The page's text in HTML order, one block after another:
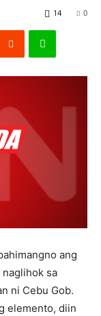
0
14
ang
sa
ni Cebu Gob.
elemento, diin